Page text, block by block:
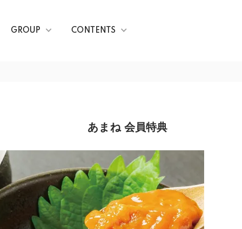
GROUP CONTENTS
あまね 会員特典